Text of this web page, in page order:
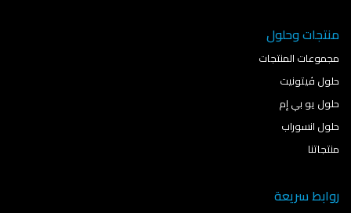
منتجات وحلول
مجموعات المنتجات
حلول ڤيتونيت
حلول يو بي إم
حلول انسوراب
منتجاتنا
روابط سريعة